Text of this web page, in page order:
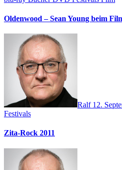
Oldenwood – Sean Young beim
Ralf 12.
Festivals
Zita-Rock 2011